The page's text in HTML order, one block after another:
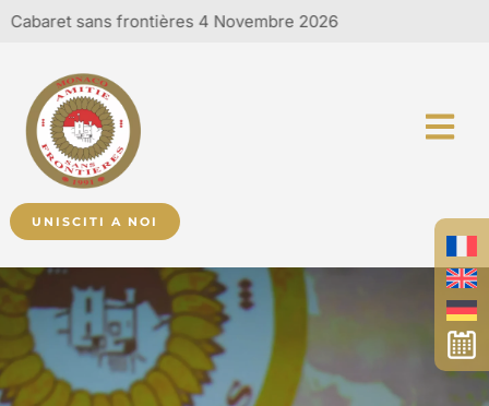
sans frontières 4 Novembre 2026
UNISCITI A NOI